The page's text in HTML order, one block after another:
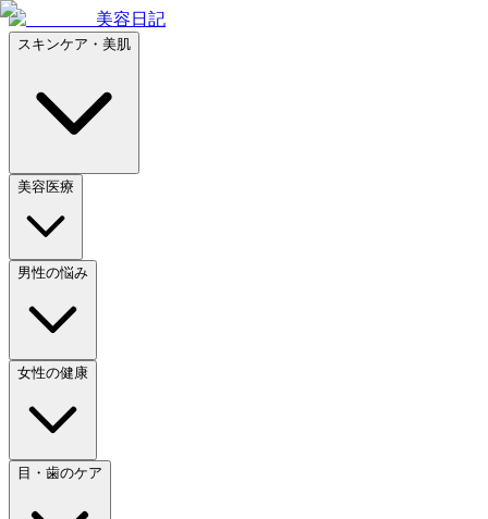
美容日記
スキンケア・美肌
美容医療
男性の悩み
女性の健康
目・歯のケア